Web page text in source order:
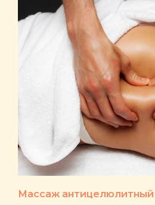
Массаж антицелюлитный